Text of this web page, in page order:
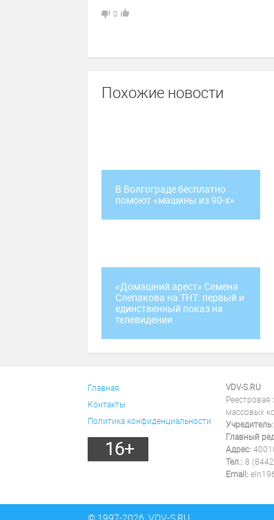
0
Похожие новости
В Волгограде бесплатно
помоют «машины из 90-х»
«Домашний арест» Семена
Слепакова на ТНТ: первый и
единственный показ на
телевидении
Главная
Контакты
Политика конфиденциальности
16+
VDV-S.RU
массовых
Учредитель:
Главный
Адрес:
Тел.: 8
Email: